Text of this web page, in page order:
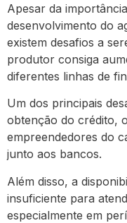
Apesar da
desenvolvimento do
existem desafios a
produtor consiga
diferentes linhas de
Um dos principais
obtenção do crédito,
empreendedores do
junto aos bancos.
Além disso, a
insuficiente para
especialmente em